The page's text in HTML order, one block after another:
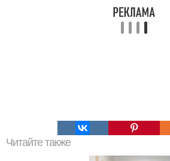
Читайте также